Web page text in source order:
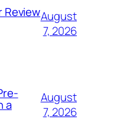
ReviewAugust
7, 2026
a
August
7, 2026